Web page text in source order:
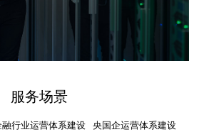
服务场景
融行业运营体系建设 央国企运营体系建设